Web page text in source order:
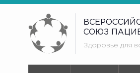
СОЮЗ
Здоровье для